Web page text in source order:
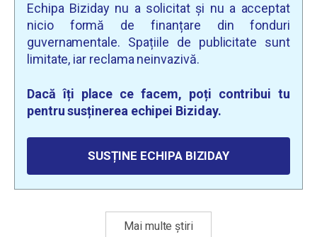
Echipa Biziday nu a solicitat și nu a acceptat
nicio formă de finanțare din fonduri
guvernamentale. Spațiile de publicitate sunt
limitate, iar reclama neinvazivă.
Dacă îți place ce facem, poți contribui tu
pentru susținerea echipei Biziday.
SUSȚINE ECHIPA BIZIDAY
Mai multe știri